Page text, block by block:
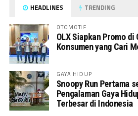
HEADLINES TRENDING
OTOMOTIF
OLX Siapkan Promo di
Konsumen yang Cari
GAYA HIDUP
Snoopy Run Pertama
Pengalaman Gaya
Terbesar di Indonesia